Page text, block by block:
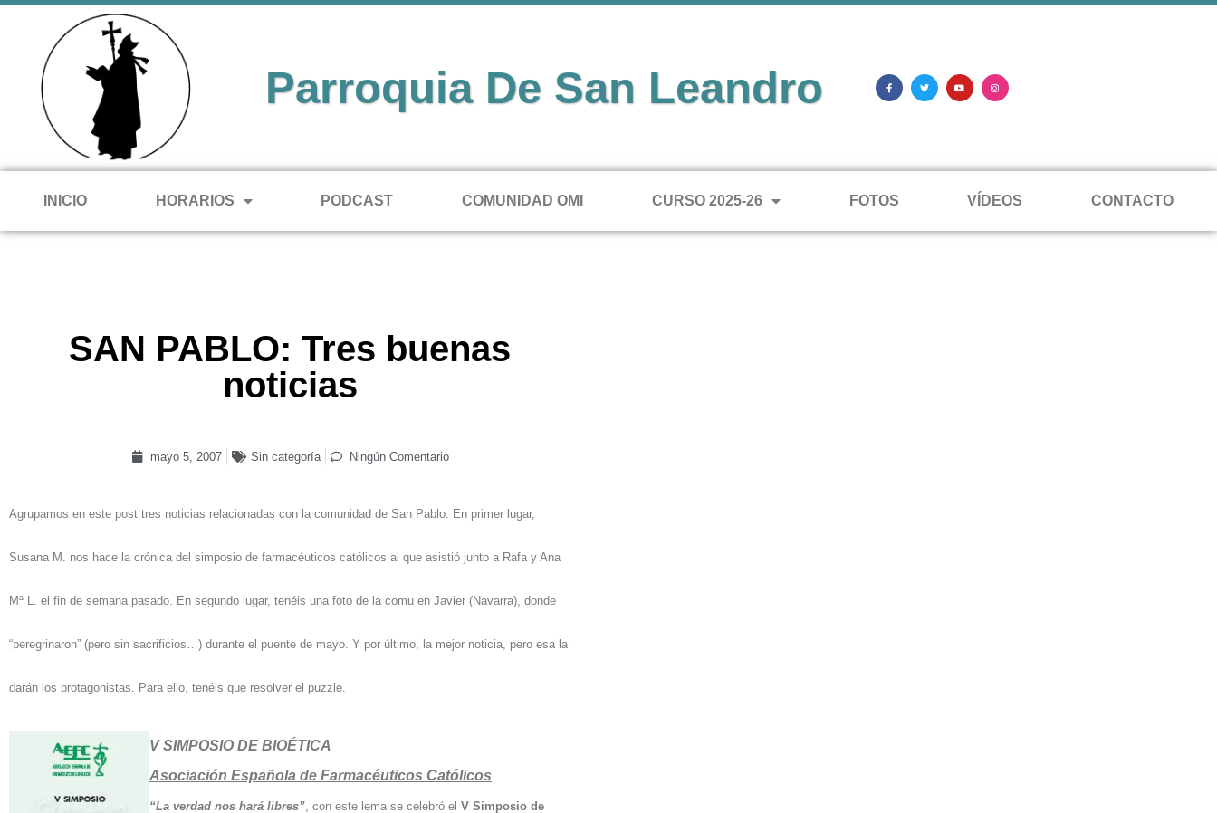
Parroquia De San Leandro
INICIO HORARIOS PODCAST COMUNIDAD OMI CURSO 2025-26 FOTOS VÍDEOS CONTACTO
SAN PABLO: Tres buenas
noticias
mayo 5, 2007 Sin categoría Ningún Comentario
Agrupamos en este post tres noticias relacionadas con la comunidad de San Pablo. En primer lugar,
Susana M. nos hace la crónica del simposio de farmacéuticos católicos al que asistió junto a Rafa y Ana
Mª L. el fin de semana pasado. En segundo lugar, tenéis una foto de la comu en Javier (Navarra), donde
“peregrinaron” (pero sin sacrificios…) durante el puente de mayo. Y por último, la mejor noticia, pero esa la
darán los protagonistas. Para ello, tenéis que resolver el puzzle.
V SIMPOSIO DE BIOÉTICA
Asociación Española de Farmacéuticos Católicos
“La verdad nos hará libres” , con este lema se celebró el V Simposio de